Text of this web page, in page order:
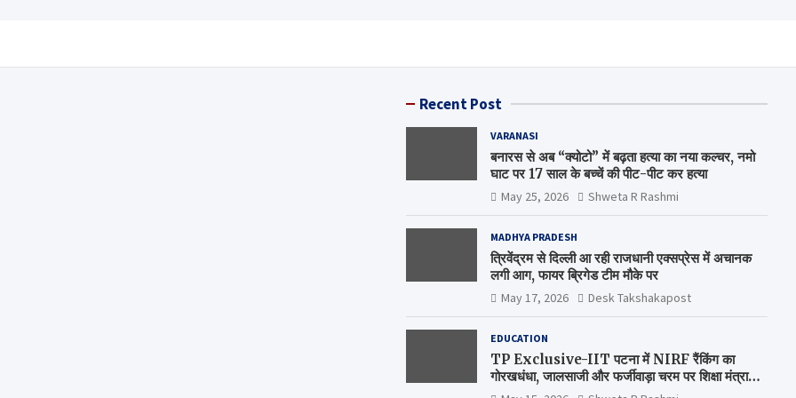
Recent Post
VARANASI
बनारस से अब “क्योटो” में बढ़ता हत्या का नया कल्चर, नमो
घाट पर 17 साल के बच्चें की पीट-पीट कर हत्या
May 25, 2026 Shweta R Rashmi
MADHYA PRADESH
त्रिवेंद्रम से दिल्ली आ रही राजधानी एक्सप्रेस में अचानक
लगी आग, फायर ब्रिगेड टीम मौके पर
May 17, 2026 Desk Takshakapost
EDUCATION
TP Exclusive-IIT पटना में NIRF रैंकिंग का
गोरखधंधा, जालसाजी और फर्जीवाड़ा चरम पर शिक्षा मंत्रालय
कब जागेगा ?